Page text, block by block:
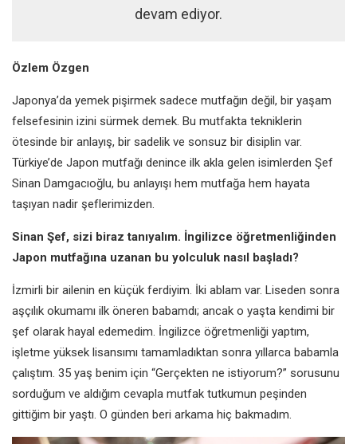
devam ediyor.
Özlem Özgen
Japonya’da yemek pişirmek sadece mutfağın değil, bir yaşam
felsefesinin izini sürmek demek. Bu mutfakta tekniklerin
ötesinde bir anlayış, bir sadelik ve sonsuz bir disiplin var.
Türkiye’de Japon mutfağı denince ilk akla gelen isimlerden Şef
Sinan Damgacıoğlu, bu anlayışı hem mutfağa hem hayata
taşıyan nadir şeflerimizden.
Sinan Şef, sizi biraz tanıyalım. İngilizce öğretmenliğinden
Japon mutfağına uzanan bu yolculuk nasıl başladı?
İzmirli bir ailenin en küçük ferdiyim. İki ablam var. Liseden sonra
aşçılık okumamı ilk öneren babamdı; ancak o yaşta kendimi bir
şef olarak hayal edemedim. İngilizce öğretmenliği yaptım,
işletme yüksek lisansımı tamamladıktan sonra yıllarca babamla
çalıştım. 35 yaş benim için “Gerçekten ne istiyorum?” sorusunu
sorduğum ve aldığım cevapla mutfak tutkumun peşinden
gittiğim bir yaştı. O günden beri arkama hiç bakmadım.